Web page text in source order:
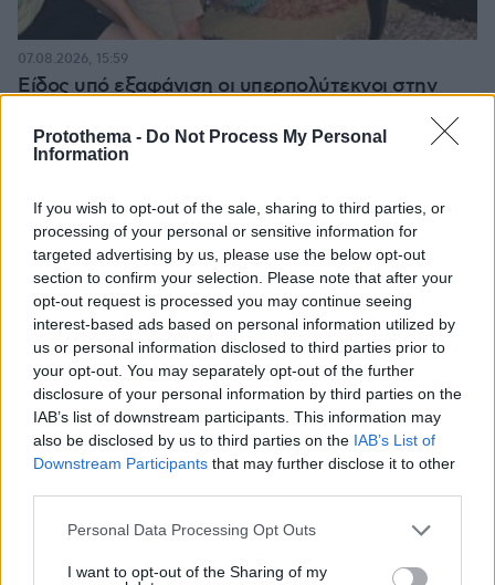
Protothema - Do Not Process My Personal
Information
If you wish to opt-out of the sale, sharing to third parties, or
processing of your personal or sensitive information for
targeted advertising by us, please use the below opt-out
section to confirm your selection. Please note that after your
opt-out request is processed you may continue seeing
interest-based ads based on personal information utilized by
us or personal information disclosed to third parties prior to
your opt-out. You may separately opt-out of the further
disclosure of your personal information by third parties on the
IAB’s list of downstream participants. This information may
also be disclosed by us to third parties on the IAB’s List of
Downstream Participants that may further disclose it to other
Please note that this website/app uses one or more Google
not limited to your visit or usage behaviour. You may click to
Personal Data Processing Opt Outs
I want to opt-out of the Sharing of my
Είδος υπό εξαφάνιση οι υπερπολύτεκνοι στην
τα επιδόματα, η καθημερινότητά τους
07.08.2026, 15:59